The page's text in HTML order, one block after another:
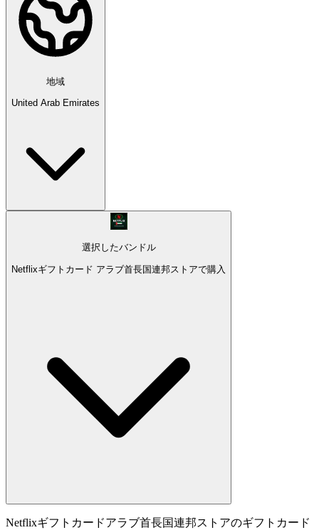
地域
United Arab Emirates
選択したバンドル
Netflixギフトカード アラブ首長国連邦ストアで購入
Netflixギフトカードアラブ首長国連邦ストアのギフトカード